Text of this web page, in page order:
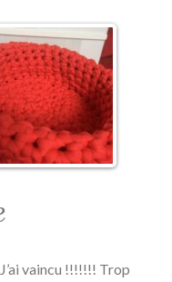
vaincu !!!!!!! Trop